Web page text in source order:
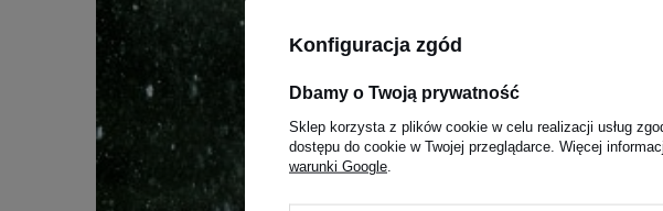
Konfiguracja zgód
Dbamy o Twoją prywatność
Sklep korzysta z plików cookie w celu realizacji usług
dostępu do cookie w Twojej przeglądarce. Więcej
warunki Google